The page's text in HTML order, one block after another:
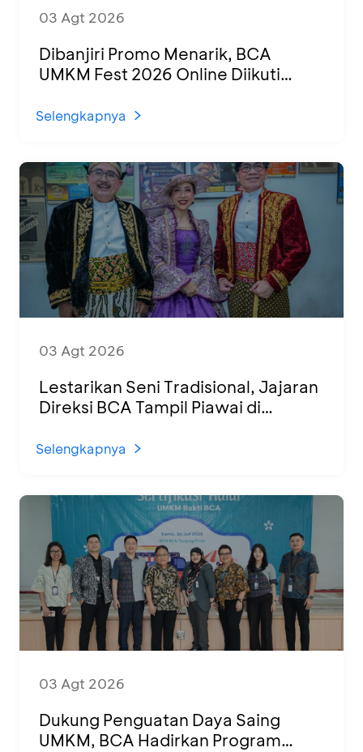
03 Agt 2026
Dibanjiri Promo Menarik, BCA
UMKM Fest 2026 Online Diikuti
Selengkapnya
03 Agt 2026
Lestarikan Seni Tradisional, Jajaran
Direksi BCA Tampil Piawai di
Selengkapnya
03 Agt 2026
Dukung Penguatan Daya Saing
UMKM, BCA Hadirkan Program